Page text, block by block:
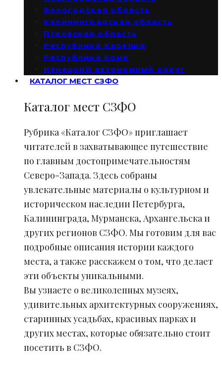
Вологодская область
Калининградская область
Псковская область
Республика Карелия
Республика Коми
Ненецкий автономный округ
КАТАЛОГ МЕСТ СЗФО
Каталог мест СЗФО
Рубрика «Каталог СЗФО» приглашает
читателей в захватывающее путешествие
по главным достопримечательностям
Северо-Запада. Здесь собраны
увлекательные материалы о культурном и
историческом наследии Петербурга,
Калининграда, Мурманска, Архангельска и
других регионов СЗФО. Мы готовим для вас
подробные описания истории каждого
места, а также расскажем о том, что делает
эти объекты уникальными.
Вы узнаете о великолепных музеях,
удивительных архитектурных сооружениях,
старинных усадьбах, красивых парках и
других местах, которые обязательно стоит
посетить в СЗФО.